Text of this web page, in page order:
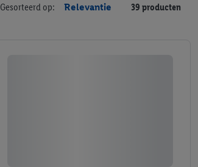
Gesorteerd op: Relevantie 39 producten